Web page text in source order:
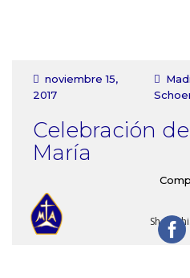
Contactonoviembre 15,
2017
Celebración
María
Share